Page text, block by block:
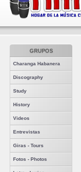
GRUPOS
Charanga Habanera
Discography
Study
History
Videos
Entrevistas
Giras - Tours
Fotos - Photos